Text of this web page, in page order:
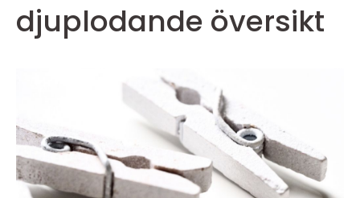
djuplodande översikt